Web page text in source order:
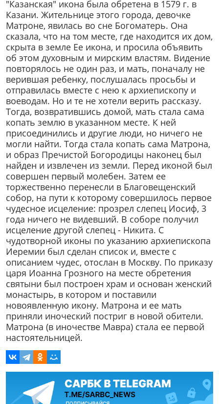
"Казанская" икона была обретена в 1579 г. в
Казани. Жительнице этого города, девочке
Матроне, явилась во сне Богоматерь. Она
сказала, что на том месте, где находится их дом,
скрыта в земле Ее икона, и просила объявить
об этом духовным и мирским властям. Видение
повторялось не один раз, и мать, поначалу не
верившая ребенку, послушалась просьбы и
отправилась вместе с нею к архиепископу и
воеводам. Но и те не хотели верить рассказу.
Тогда, возвратившись домой, мать стала сама
копать землю в указанном месте. К ней
присоединились и другие люди, но ничего не
могли найти. Тогда стала копать сама Матрона,
и образ Пречистой Богородицы наконец был
найден и извлечен из земли. Перед иконой был
совершен первый молебен. Затем ее
торжественно перенесли в Благовещенский
собор, на пути к которому совершилось первое
чудесное исцеление: прозрел слепец Иосиф, 3
года ничего не видевший. В соборе получил
исцеление другой слепец - Никита. С
чудотворной иконы по указанию архиепископа
Иеремии был сделан список и, вместе с
описанием чудес, отослан в Москву. По приказу
царя Иоанна Грозного на месте обретения
святыни был построен храм и основан женский
монастырь, в котором и поставили
новоявленную икону. Матрона и ее мать
приняли иноческий постриг в новой обители.
Матрона (в иночестве Мавра) стала ее первой
настоятельницей.